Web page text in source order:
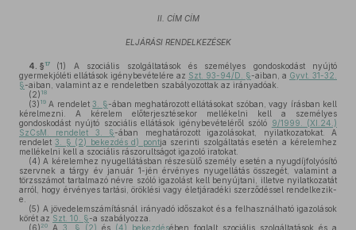
II. CÍM CÍM
ELJÁRÁSI RENDELKEZÉSEK
4. § 17 (1)
A szociális szolgáltatások és személyes gondoskodást nyújtó
gyermekjóléti ellátások igénybevételére az Szt. 93-94/D. §-aiban, a Gyvt. 31-32.
§-aiban, valamint az e rendeletben szabályozottak az irányadóak.
(2) 18
(3) 19 A rendelet3. §-ában meghatározott ellátásokat szóban, vagy írásban kell
kérelmezni. A kérelem előterjesztésekor mellékelni kell a személyes
gondoskodást nyújtó szociális ellátások igénybevételéről szóló 9/1999. (XI.24.)
SzCsM. rendelet 3. §-ában meghatározott igazolásokat, nyilatkozatokat. A
rendelet3. § (2) bekezdés d) pontja szerinti szolgáltatás esetén a kérelemhez
mellékelni kell a szociális rászorultságot igazoló iratokat.
(4) A kérelemhez nyugellátásban részesülő személy esetén a nyugdíjfolyósító
szervnek a tárgy év január 1-jén érvényes nyugellátás összegét, valamint a
törzsszámot tartalmazó névre szóló igazolást kell benyújtani, illetve nyilatkozatát
arról, hogy érvényes tartási, öröklési vagy életjáradéki szerződéssel rendelkezik-
e.
(5) A jövedelemszámításnál irányadó időszakot és a felhasználható igazolások
körét az Szt. 10. §-a szabályozza.
(6) 20 A 3. § (2) és (4) bekezdésében foglalt szociális szolgáltatások és a